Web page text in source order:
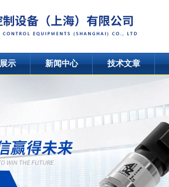
示 新闻中心 技术文章